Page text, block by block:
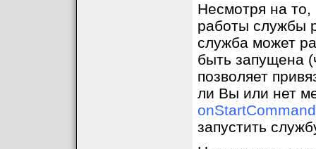
Несмотря на то,
работы службы
служба может
быть запущена
позволяет
ли Вы или нет
запустить